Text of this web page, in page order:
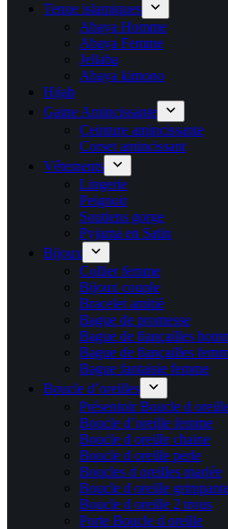
Tenue islamiques
Abaya Homme
Abaya Femme
Jellaba
Abaya kimono
Hijab
Gaine Amincissante
Ceinture amincissante
Corset amincissant
Vêtements
Lingerie
Peignoir
Soutiens gorge
Pyjama en Satin
Bijoux
Collier femme
Bijoux couple
Bracelet amitié
Bague de promesse
Bague de fiançailles
Bague de fiançailles
Bague fantaisie femme
Boucle d’oreilles
Présentoir Boucle d
Boucle d’oreille femme
Boucle d oreille chaine
Boucle d oreille perle
Boucles d oreilles mariée
Boucle d oreille
Boucle d oreille 2 trous
Porte Boucle d oreille